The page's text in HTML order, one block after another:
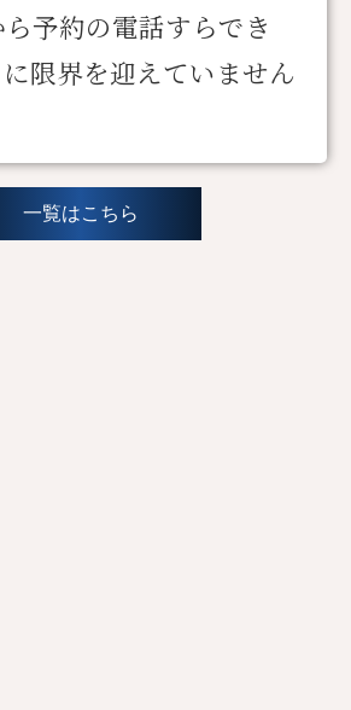
予約の電話すらでき
限界を迎えていません
一覧はこちら